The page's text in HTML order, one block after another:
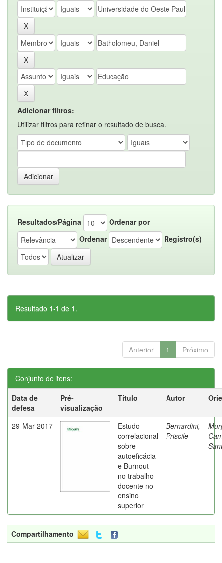
Adicionar filtros:
Utilizar filtros para refinar o resultado de busca.
Resultados/Página
Ordenar por
Ordenar
Registro(s)
Resultado 1-1 de 1.
Anterior 1 Próximo
Conjunto de itens:
Data de
defesa
Pré-
visualização
Título Autor
29-Mar-2017
Estudo
correlacional
sobre
autoeficácia
e Burnout
no trabalho
docente no
ensino
superior
Bernardini,
Priscile
Compartilhamento